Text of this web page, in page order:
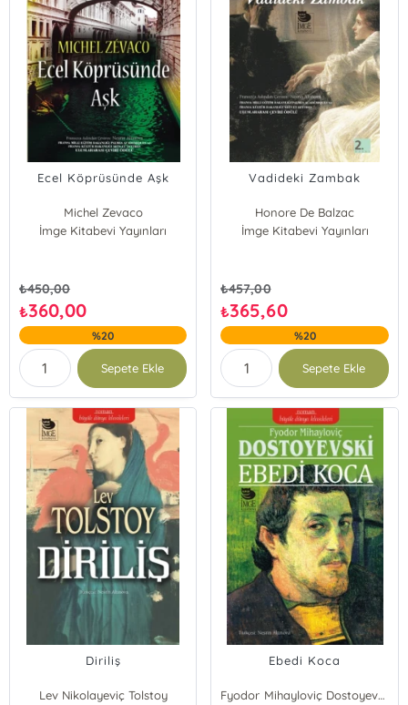
Ecel Köprüsünde Aşk
Michel Zevaco
İmge Kitabevi Yayınları
₺450,00
₺360,00
%20
Sepete Ekle
Vadideki Zambak
Honore De Balzac
İmge Kitabevi Yayınları
₺457,00
₺365,60
%20
Sepete Ekle
Diriliş
Lev Nikolayeviç Tolstoy
Ebedi Koca
Fyodor Mihayloviç Dostoyevski